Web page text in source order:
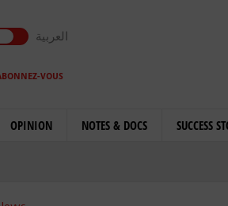
العربية
VOUS
OPINION NOTES & DOCS SUCCESS